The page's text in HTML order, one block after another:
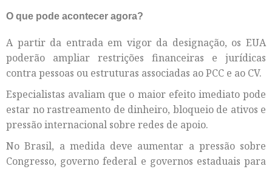
O que pode acontecer agora?
A partir da entrada em vigor da designação, os EUA
poderão ampliar restrições financeiras e jurídicas
contra pessoas ou estruturas associadas ao PCC e ao CV.
Especialistas avaliam que o maior efeito imediato pode
estar no rastreamento de dinheiro, bloqueio de ativos e
pressão internacional sobre redes de apoio.
No Brasil, a medida deve aumentar a pressão sobre
Congresso, governo federal e governos estaduais para